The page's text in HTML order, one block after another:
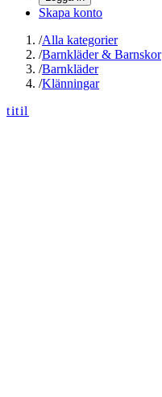
Skapa konto
/Alla kategorier
/Barnkläder & Barnskor
/Barnkläder
/Klänningar
titil